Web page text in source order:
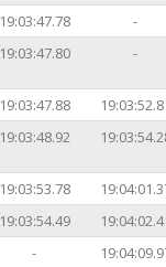
19:03:47.78
-
19:03:47.80 -
19:03:47.88
19:03:48.92
19:03:53.78
19:03:54.49
-